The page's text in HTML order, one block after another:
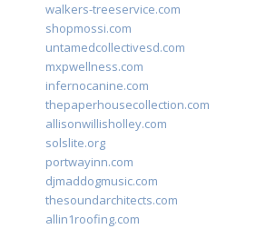
walkers-treeservice.com
shopmossi.com
untamedcollectivesd.com
mxpwellness.com
infernocanine.com
thepaperhousecollection.com
allisonwillisholley.com
solslite.org
portwayinn.com
djmaddogmusic.com
thesoundarchitects.com
allin1roofing.com